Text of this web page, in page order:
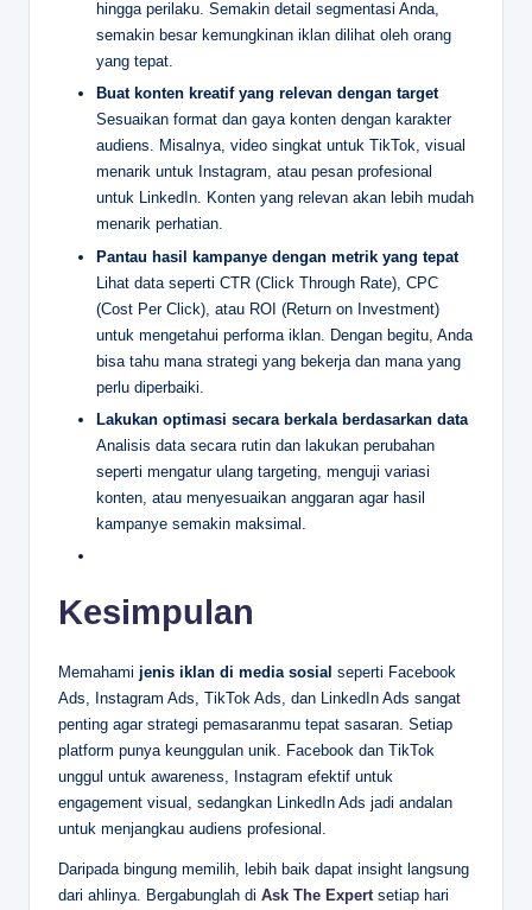
hingga perilaku. Semakin detail segmentasi Anda,
semakin besar kemungkinan iklan dilihat oleh orang
yang tepat.
Buat konten kreatif yang relevan dengan target
Sesuaikan format dan gaya konten dengan karakter
audiens. Misalnya, video singkat untuk TikTok, visual
menarik untuk Instagram, atau pesan profesional
untuk LinkedIn. Konten yang relevan akan lebih mudah
menarik perhatian.
Pantau hasil kampanye dengan metrik yang tepat
Lihat data seperti CTR (Click Through Rate), CPC
(Cost Per Click), atau ROI (Return on Investment)
untuk mengetahui performa iklan. Dengan begitu, Anda
bisa tahu mana strategi yang bekerja dan mana yang
perlu diperbaiki.
Lakukan optimasi secara berkala berdasarkan data
Analisis data secara rutin dan lakukan perubahan
seperti mengatur ulang targeting, menguji variasi
konten, atau menyesuaikan anggaran agar hasil
kampanye semakin maksimal.
Kesimpulan
Memahami jenis iklan di media sosial seperti Facebook
Ads, Instagram Ads, TikTok Ads, dan LinkedIn Ads sangat
penting agar strategi pemasaranmu tepat sasaran. Setiap
platform punya keunggulan unik. Facebook dan TikTok
unggul untuk awareness, Instagram efektif untuk
engagement visual, sedangkan LinkedIn Ads jadi andalan
untuk menjangkau audiens profesional.
Daripada bingung memilih, lebih baik dapat insight langsung
dari ahlinya. Bergabunglah di Ask The Expert setiap hari